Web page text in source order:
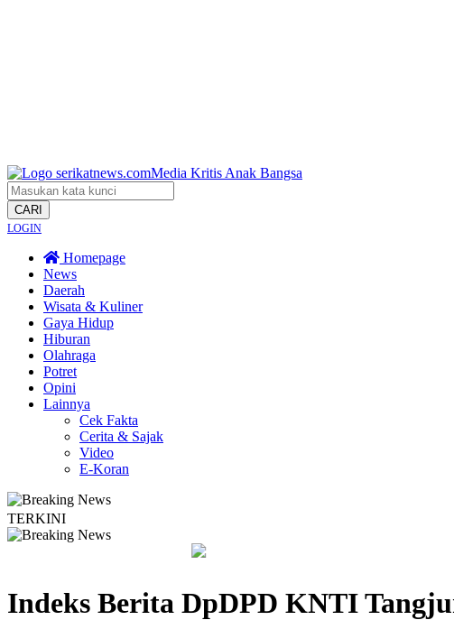
CARI
LOGIN
Homepage
News
Daerah
Wisata & Kuliner
Gaya Hidup
Hiburan
Olahraga
Potret
Opini
Lainnya
Cek Fakta
Cerita & Sajak
Video
E-Koran
TERKINI
Legislator PKB Kecam Aksi Nirempati Nakes ke
Indeks Berita DpDPD KNTI